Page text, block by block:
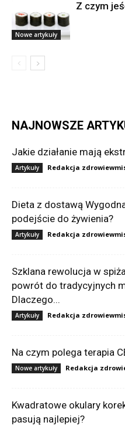
Nowe artykuły
Z czym
NAJNOWSZE
Jakie działanie mają
Artykuły Redakcja
Dieta z dostawą
podejście do żywienia?
Artykuły Redakcja
Szklana rewolucja w
powrót do tradycyjnych
Dlaczego...
Artykuły Redakcja
Na czym polega terapia
Nowe artykuły Redakcja
Kwadratowe okulary
pasują najlepiej?